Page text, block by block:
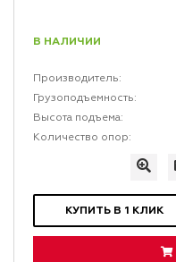
В НАЛИЧИИ
Производитель:
Грузоподъемность:
Высота подъема:
Количество опор:
КУПИТЬ В 1 КЛИК